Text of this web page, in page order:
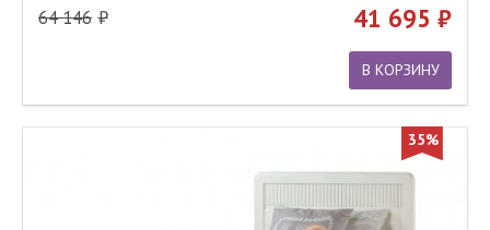
64 146 41 695
В КОРЗИНУ
35%